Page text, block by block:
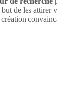
de les
création